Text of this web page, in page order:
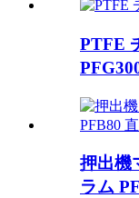
PTFE
押出機
ラム